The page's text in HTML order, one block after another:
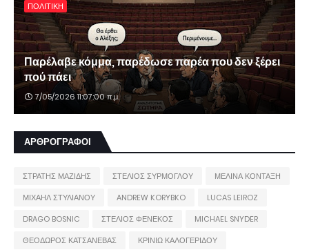
ΠΟΛΙΤΙΚΗ
Παρέλαβε κόμμα, παρέδωσε παρέα που δεν ξέρει
πού πάει
7/05/2026 11:07:00 π.μ.
ΑΡΘΡΟΓΡΑΦΟΙ
ΣΤΡΑΤΗΣ ΜΑΖΙΔΗΣ ΣΤΕΛΙΟΣ ΣΥΡΜΟΓΛΟΥ
ΜΕΛΙΝΑ ΚΟΝΤΑΞΗ
ΜΙΧΑΗΛ ΣΤΥΛΙΑΝΟΥ
ANDREW KORYBKO
LUCAS LEIROZ
DRAGO BOSNIC
ΣΤΕΛΙΟΣ ΦΕΝΕΚΟΣ
MICHAEL SNYDER
ΘΕΟΔΩΡΟΣ ΚΑΤΣΑΝΕΒΑΣ
ΚΡΙΝΙΩ ΚΑΛΟΓΕΡΙΔΟΥ